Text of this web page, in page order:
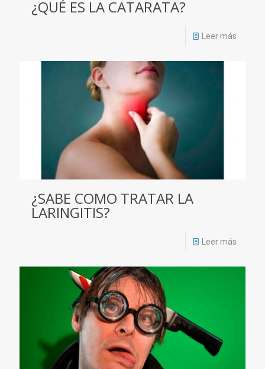
¿QUÉ ES LA CATARATA?
Leer más
¿SABE COMO TRATAR LA
LARINGITIS?
Leer más